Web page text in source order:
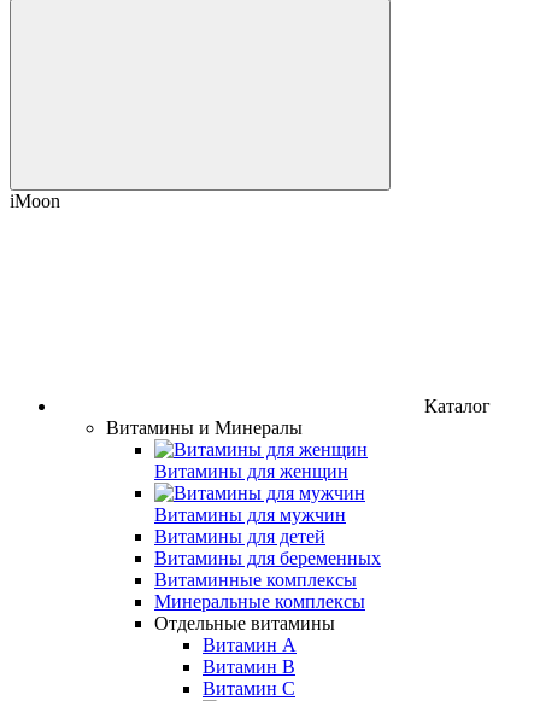
iMoon
Каталог
Витамины и Минералы
Витамины для женщин
Витамины для мужчин
Витамины для детей
Витамины для беременных
Витаминные комплексы
Минеральные комплексы
Отдельные витамины
Витамин А
Витамин B
Витамин C